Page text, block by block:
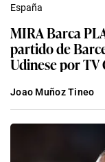
España
MIRA Barca
partido de
Udinese por TV
Joao Muñoz Tineo